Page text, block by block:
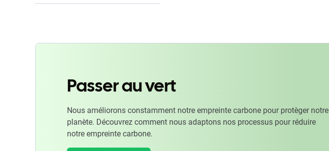
Passer au vert
Nous améliorons constamment notre empreinte carbone pour protèger notre
planète. Découvrez comment nous adaptons nos processus pour réduire
notre empreinte carbone.